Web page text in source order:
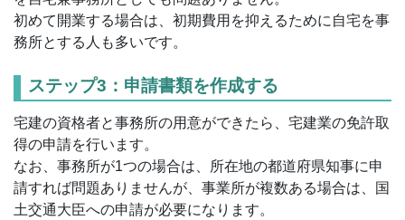
初めて開業する場合は、初期費用を抑えるために自宅を事
務所とする人も多いです。
ステップ3：申請書類を作成する
宅建の資格者と事務所の用意ができたら、宅建業の免許取
得の申請を行います。
なお、事務所が1つの場合は、所在地の都道府県知事に申
請すれば問題ありませんが、事業所が複数ある場合は、国
土交通大臣への申請が必要になります。